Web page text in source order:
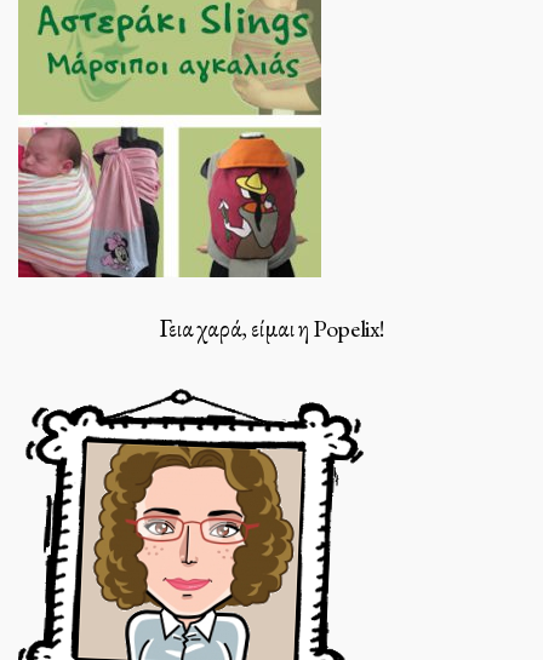
Γεια χαρά, είμαι η Popelix!